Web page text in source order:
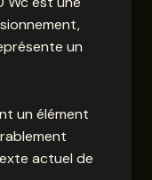
un
un élément
actuel de